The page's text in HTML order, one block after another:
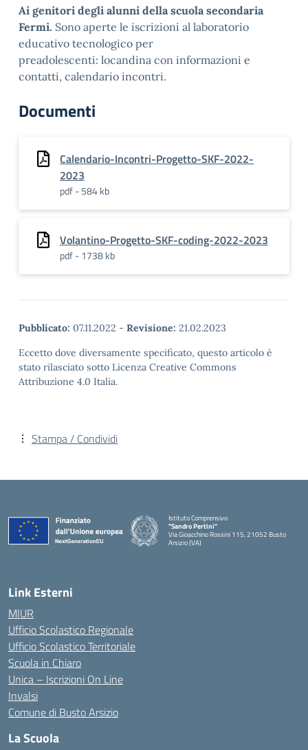
Ai genitori degli alunni della scuola secondaria
Fermi. Sono aperte le iscrizioni al laboratorio
educativo tecnologico per
preadolescenti: locandina con informazioni e
contatti, calendario incontri.
Documenti
Calendario-Incontri-Progetto-SKF-2022-
2023
pdf - 584 kb
Volantino-Progetto-SKF-coding-2022-2023
pdf - 1738 kb
Pubblicato: 07.11.2022 - Revisione: 21.02.2023
Eccetto dove diversamente specificato, questo articolo è
stato rilasciato sotto Licenza Creative Commons
Attribuzione 4.0 Italia.
Stampa / Condividi
Istituto Comprensivo
"Sandro Pertini"
Via Gioacchino Rossini 115, 21052 Busto
Arsizio (VA)
Link Esterni
MIUR
Ufficio Scolastico Regionale
Ufficio Scolastico Territoriale
Scuola in Chiaro
Unica – Iscrizioni On Line
Invalsi
Comune di Busto Arsizio
La Scuola